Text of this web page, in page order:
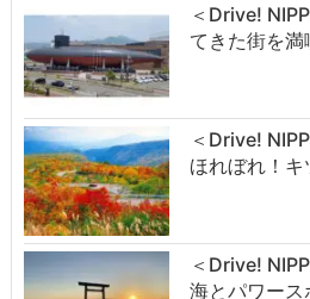
＜Drive!
てきた街を
＜Drive!
ほれぼれ！
＜Drive!
海とパワー